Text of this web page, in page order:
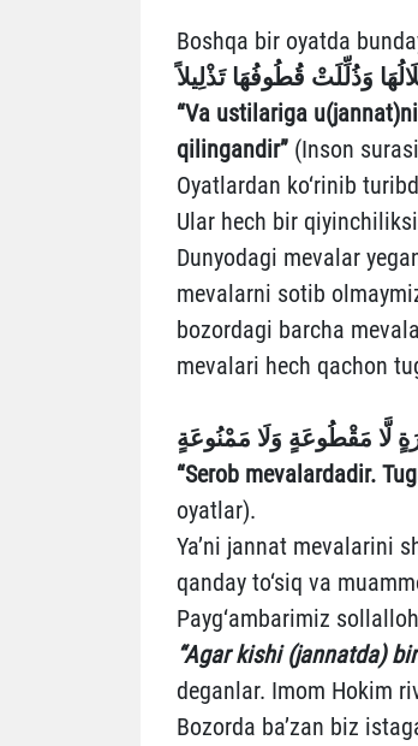
Boshqa bir oyatda
وَذُلِّلَتْ قُطُوفُهَا تَذْلِيلاً
“Va ustilariga
qilingandir” (Inson
Oyatlardan ko‘rinib
Ular hech bir
Dunyodagi mevalar
mevalarni sotib
bozordagi barcha
mevalari hech qachon
لَّا مَقْطُوعَةٍ وَلَا مَمْنُوعَةٍ
“Serob mevalardadir.
oyatlar).
Ya’ni jannat mevalarini
qanday to‘siq va
Payg‘ambarimiz
“Agar kishi (jannatda)
deganlar. Imom Hokim
Bozorda ba’zan biz